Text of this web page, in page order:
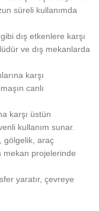
süreli kullanımda
dış etkenlere karşı
ve dış mekanlarda
karşı
canlı
karşı üstün
kullanım sunar.
gölgelik, araç
mekan projelerinde
yaratır, çevreye